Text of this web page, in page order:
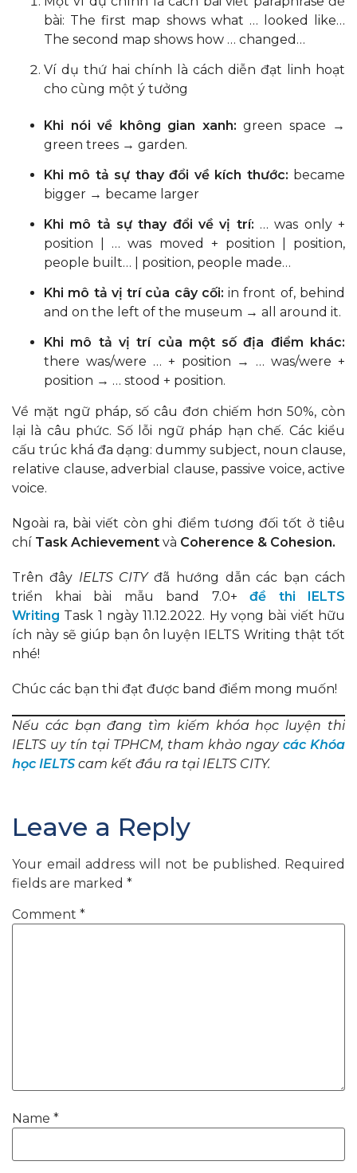
bài: The first map shows what … looked like…
The second map shows how … changed…
Ví dụ thứ hai chính là cách diễn đạt linh hoạt
cho cùng một ý tưởng
Khi nói về không gian xanh: green space →
green trees → garden.
Khi mô tả sự thay đổi về kích thước: became
bigger → became larger
Khi mô tả sự thay đổi về vị trí: … was only +
position | … was moved + position | position,
people built… | position, people made…
Khi mô tả vị trí của cây cối: in front of, behind
and on the left of the museum → all around it.
Khi mô tả vị trí của một số địa điểm khác:
there was/were … + position → … was/were +
position → … stood + position.
Về mặt ngữ pháp, số câu đơn chiếm hơn 50%, còn
lại là câu phức. Số lỗi ngữ pháp hạn chế. Các kiểu
cấu trúc khá đa dạng: dummy subject, noun clause,
relative clause, adverbial clause, passive voice, active
voice.
Ngoài ra, bài viết còn ghi điểm tương đối tốt ở tiêu
chí Task Achievement và Coherence & Cohesion.
Trên đây IELTS CITYđã hướng dẫn các bạn cách
triển khai bài mẫu band 7.0+ đề thi IELTS
Writing Task 1 ngày 11.12.2022. Hy vọng bài viết hữu
ích này sẽ giúp bạn ôn luyện IELTS Writing thật tốt
nhé!
Chúc các bạn thi đạt được band điểm mong muốn!
Nếu các bạn đang tìm kiếm khóa học luyện thi
IELTS uy tín tại TPHCM, tham khảo ngay các Khóa
học IELTS cam kết đầu ra tại IELTS CITY.
Leave a Reply
Your email address will not be published. Required
fields are marked *
Comment *
Name *